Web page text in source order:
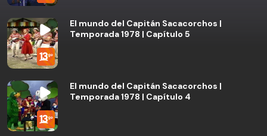
El mundo del Capitán Sacacorchos |
Temporada 1978 | Capítulo 5
El mundo del Capitán Sacacorchos |
Temporada 1978 | Capítulo 4